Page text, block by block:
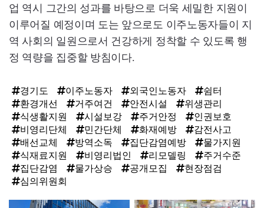
업 역시 그간의 성과를 바탕으로 더욱 세밀한 지원이
이루어질 예정이며 도는 앞으로도 이주노동자들이 지
역 사회의 일원으로서 건강하게 정착할 수 있도록 행
정 역량을 집중할 방침이다.
경기도 이주노동자 외국인노동자
쉼터
환경개선
거주여건 안전시설
위생관리
식생활지원
시설보강 주거안정
인권보호
비영리단체
민간단체 화재예방
감전사고
배선교체
방역소독 집단감염예방
물가지원
식재료지원
비영리법인 리모델링
주거수준
집단감염
물가상승 공개모집
현장점검
심의위원회